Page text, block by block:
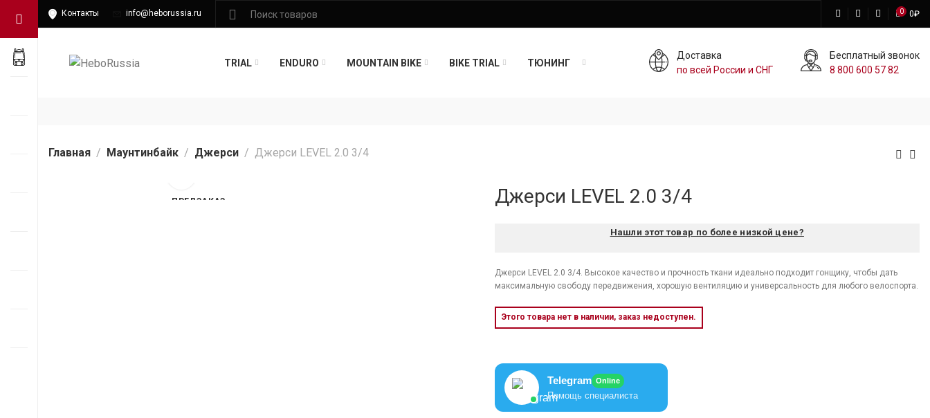
Контакты info@heborussia.ru 0 0₽
TRIAL ENDURO MOUNTAIN BIKE BIKE TRIAL ТЮНИНГ
Доставка
по всей России и СНГ
Бесплатный звонок
8 800 600 57 82
Главная Маунтинбайк Джерси Джерси LEVEL 2.0 3/4
ПРЕДЗАКАЗ Джерси LEVEL 2.0 3/4
Нашли этот товар по более низкой цене?
Джерси LEVEL 2.0 3/4. Высокое качество и прочность ткани идеально подходит гонщику, чтобы дать
максимальную свободу передвижения, хорошую вентиляцию и универсальность для любого велоспорта.
Этого товара нет в наличии, заказ недоступен.
Telegram Online
Помощь специалиста